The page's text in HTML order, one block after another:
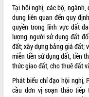
Tại hội nghị, các bộ,
dung liên quan đến quy
quyền trong lĩnh vực đất
lượng người sử dụng đất
đất; xây dựng bảng giá đất;
miễn tiền sử dụng đất, tiền
thức giao đất, cho thuê đất
Phát biểu chỉ đạo hội nghị,
cầu đơn vị soạn thảo tiếp